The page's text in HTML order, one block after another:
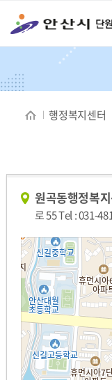
주메뉴
행정복지센터
원곡동행정복
로 55 Tel : 031-